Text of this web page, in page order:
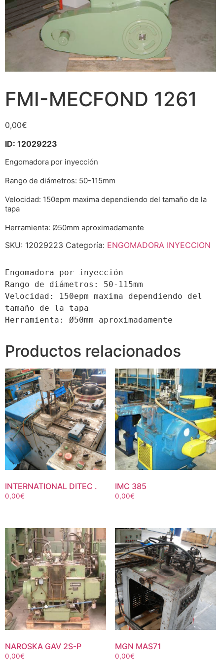
FMI-MECFOND 1261
0,00€
ID: 12029223
Engomadora por inyección
Rango de diámetros: 50-115mm
Velocidad: 150epm maxima dependiendo del tamaño de la
tapa
Herramienta: Ø50mm aproximadamente
SKU: 12029223 Categoría: ENGOMADORA INYECCION
Engomadora por inyección
Rango de diámetros: 50-115mm
Velocidad: 150epm maxima dependiendo del
tamaño de la tapa
Herramienta: Ø50mm aproximadamente
Productos relacionados
INTERNATIONAL DITEC .
0,00€
IMC 385
0,00€
NAROSKA GAV 2S-P
0,00€
MGN MAS71
0,00€